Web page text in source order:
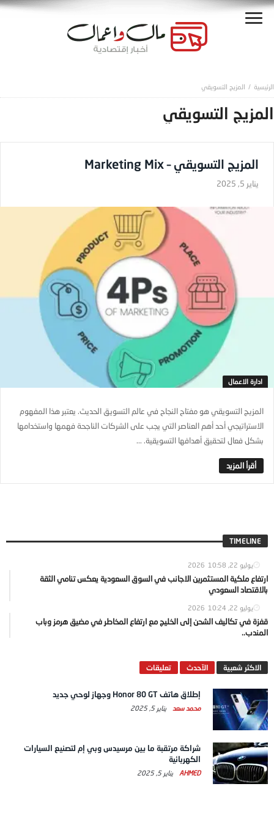
المزيج التسويقي
المزيج التسويقي
المزيج التسويقي – Marketing Mix
يناير 5, 2025
ادارة الاعمال
المزيج التسويقي هو مفتاح النجاح في عالم التسويق الحديث. يعتبر هذا المفهوم
الاستراتيجي أحد أهم العناصر التي يجب على الشركات الناجحة فهمها واستخدامها
بشكل فعال لتحقيق أهدافها التسويقية. ...
TIMELINE
يوليو 22, 2026 10:58
ارتفاع ملكية المستثمرين الاجانب في السوق السعودية يعكس تنامي الثقة
بالاقتصاد السعودي
يوليو 22, 2026 10:24
قفزة في تكاليف الشحن إلى الخليج مع ارتفاع المخاطر في مضيق هرمز وباب
المندب..
الاكثر شعبية الآحدث تعليقات
إطلاق هاتف Honor 80 GT وجهاز لوحي جديد
محمد سعد يناير 5, 2025
شراكة مرتقبة ما بين مرسيدس وبي إم لتصنيع السيارات
الكهربائية
AHMED يناير 5, 2025